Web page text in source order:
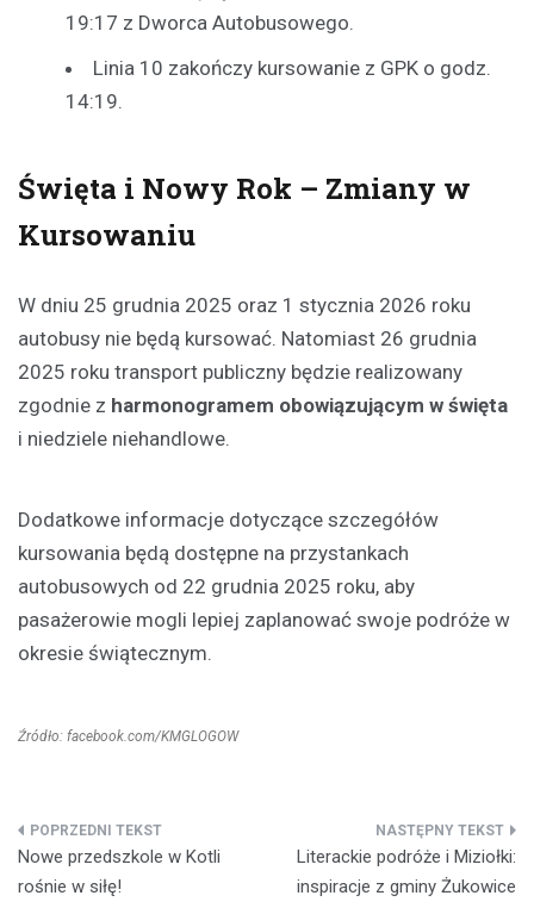
19:17 z Dworca Autobusowego.
Linia 10 zakończy kursowanie z GPK o godz.
14:19.
Święta i Nowy Rok – Zmiany w
Kursowaniu
W dniu 25 grudnia 2025 oraz 1 stycznia 2026 roku
autobusy nie będą kursować. Natomiast 26 grudnia
2025 roku transport publiczny będzie realizowany
zgodnie z harmonogramem obowiązującym w święta
i niedziele niehandlowe.
Dodatkowe informacje dotyczące szczegółów
kursowania będą dostępne na przystankach
autobusowych od 22 grudnia 2025 roku, aby
pasażerowie mogli lepiej zaplanować swoje podróże w
okresie świątecznym.
Źródło: facebook.com/KMGLOGOW
Nawigacja
wpisu
Nowe przedszkole w Kotli
rośnie w siłę!
Literackie podróże i Miziołki:
inspiracje z gminy Żukowice